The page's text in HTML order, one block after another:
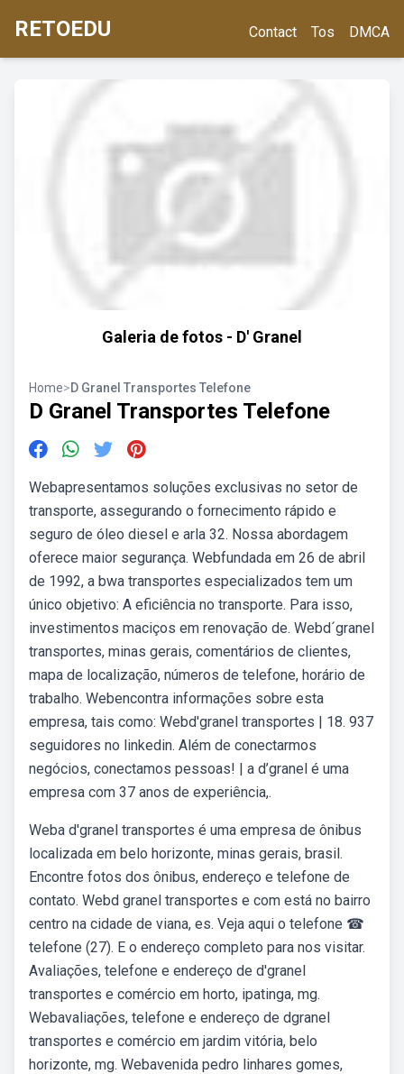
RETOEDU Contact Tos DMCA
Galeria de fotos - D' Granel
Home>D Granel Transportes Telefone
D Granel Transportes Telefone
Webapresentamos soluções exclusivas no setor de
transporte, assegurando o fornecimento rápido e
seguro de óleo diesel e arla 32. Nossa abordagem
oferece maior segurança. Webfundada em 26 de abril
de 1992, a bwa transportes especializados tem um
único objetivo: A eficiência no transporte. Para isso,
investimentos maciços em renovação de. Webd´granel
transportes, minas gerais, comentários de clientes,
mapa de localização, números de telefone, horário de
trabalho. Webencontra informações sobre esta
empresa, tais como: Webd'granel transportes | 18. 937
seguidores no linkedin. Além de conectarmos
negócios, conectamos pessoas! | a d’granel é uma
empresa com 37 anos de experiência,.
Weba d'granel transportes é uma empresa de ônibus
localizada em belo horizonte, minas gerais, brasil.
Encontre fotos dos ônibus, endereço e telefone de
contato. Webd granel transportes e com está no bairro
centro na cidade de viana, es. Veja aqui o telefone ☎
telefone (27). E o endereço completo para nos visitar.
Avaliações, telefone e endereço de d'granel
transportes e comércio em horto, ipatinga, mg.
Webavaliações, telefone e endereço de dgranel
transportes e comércio em jardim vitória, belo
horizonte, mg. Webavenida pedro linhares gomes,